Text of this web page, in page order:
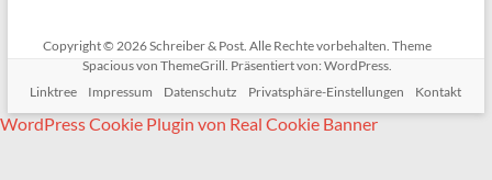
Copyright © 2026Schreiber & Post. Alle Rechte vorbehalten. Theme
Spaciousvon ThemeGrill. Präsentiert von:WordPress.
Linktree
Impressum Datenschutz Privatsphäre-Einstellungen Kontakt
WordPress Cookie Plugin von Real Cookie Banner